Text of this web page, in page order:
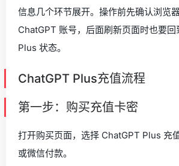
信息几个环节展开。操作前先确认浏览
ChatGPT 账号，后面刷新页面时也要
Plus 状态。
ChatGPT Plus充值流程
第一步：购买充值卡密
打开购买页面，选择 ChatGPT Plus 充
或微信付款。